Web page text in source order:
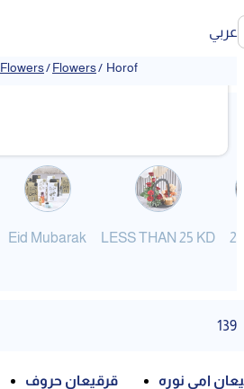
عربي
Flowers/Flowers/ Horof
❯
Eid Mubarak LESS THAN 25 KD
139
قرقيعان حروف امي نوره